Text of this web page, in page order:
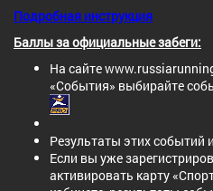
Подробная инструкция
Баллы за официальные забеги:
На сайте
«События» выбирайте
Результаты этих событий
Если вы уже
активировать карту